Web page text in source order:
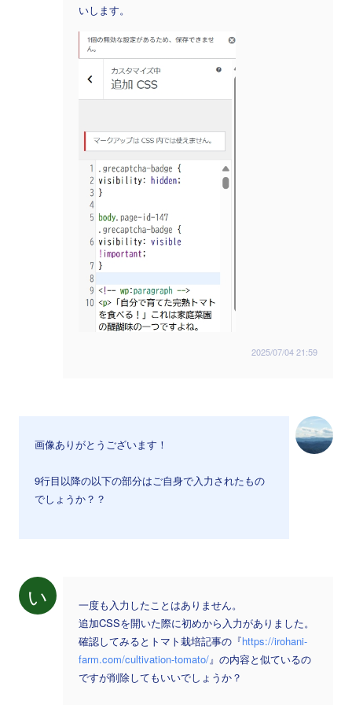
いします。
2025/07/04 21:59
画像ありがとうございます！
9行目以降の以下の部分はご自身で入力されたもの
でしょうか？？
い
一度も入力したことはありません。
追加CSSを開いた際に初めから入力がありました。
確認してみるとトマト栽培記事の『https://irohani-
farm.com/cultivation-tomato/』の内容と似ているの
ですが削除してもいいでしょうか？